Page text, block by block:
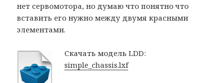
нет сервомотора, но думаю что понятно что
вставить его нужно между двумя красными
элементами.
Скачать модель LDD:
simple_chassis.lxf